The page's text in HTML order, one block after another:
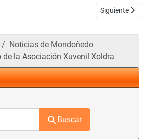
promociona su oferta turística y
Artículo
Siguiente
Noticias de Mondoñedo
de la Asociación Xuvenil Xoldra
Buscar